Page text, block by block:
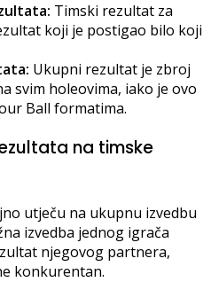
Timski rezultat za
koji je postigao bilo koji
Ukupni rezultat je zbroj
svim holeovima, iako je ovo
Ball formatima.
na timske
utječu na ukupnu izvedbu
izvedba jednog igrača
njegovog partnera,
konkurentan.